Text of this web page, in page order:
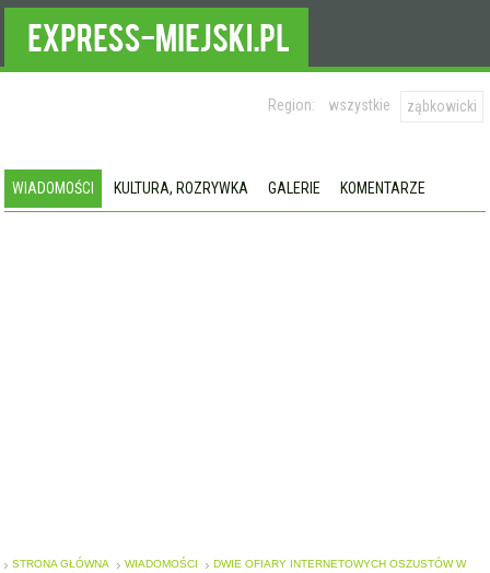
Region: wszystkie ząbkowicki
WIADOMOŚCI KULTURA, ROZRYWKA GALERIE KOMENTARZE
STRONA GŁÓWNA WIADOMOŚCI
DWIE OFIARY INTERNETOWYCH OSZUSTÓW W